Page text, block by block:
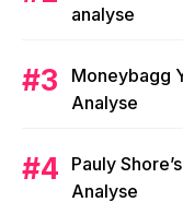
analyse
Moneybagg
Analyse
Pauly
Analyse